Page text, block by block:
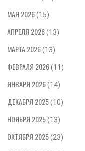
МАЯ 2026(15)
АПРЕЛЯ 2026(13)
МАРТА 2026(13)
ФЕВРАЛЯ 2026(11)
ЯНВАРЯ 2026(14)
ДЕКАБРЯ 2025(10)
НОЯБРЯ 2025(13)
ОКТЯБРЯ 2025(23)